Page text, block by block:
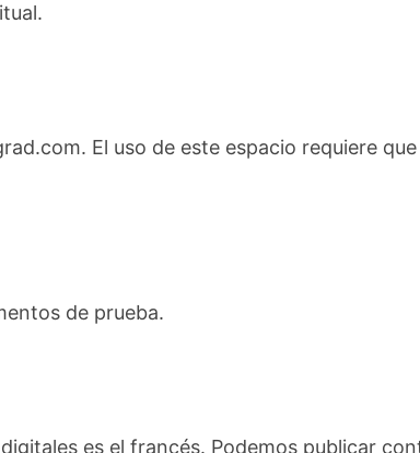
El uso de este espacio requiere
de prueba.
es el francés. Podemos publicar